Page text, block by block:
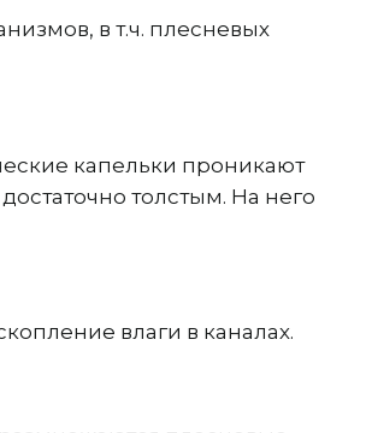
в т.ч. плесневых
капельки проникают
толстым. На него
влаги в каналах.